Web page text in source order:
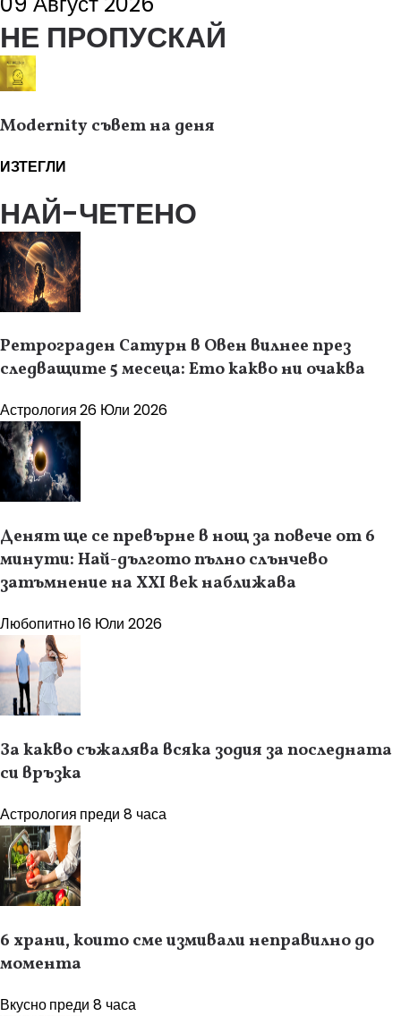
НЕ ПРОПУСКАЙ
Modernity съвет на деня
ИЗТЕГЛИ
НАЙ-ЧЕТЕНО
Ретрограден Сатурн в Овен вилнее през
следващите 5 месеца: Ето какво ни очаква
Астрология26 Юли 2026
Денят ще се превърне в нощ за повече от 6
минути: Най-дългото пълно слънчево
затъмнение на XXI век наближава
Любопитно16 Юли 2026
За какво съжалява всяка зодия за последната
си връзка
Астрология преди 8 часа
6 храни, които сме измивали неправилно до
момента
Вкуснопреди 8 часа